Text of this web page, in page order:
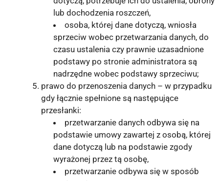
lub dochodzenia roszczeń,
osoba, której dane dotyczą, wniosła
sprzeciw wobec przetwarzania danych, do
czasu ustalenia czy prawnie uzasadnione
podstawy po stronie administratora są
nadrzędne wobec podstawy sprzeciwu;
prawo do przenoszenia danych – w przypadku
gdy łącznie spełnione są następujące
przesłanki:
przetwarzanie danych odbywa się na
podstawie umowy zawartej z osobą, której
dane dotyczą lub na podstawie zgody
wyrażonej przez tą osobę,
przetwarzanie odbywa się w sposób